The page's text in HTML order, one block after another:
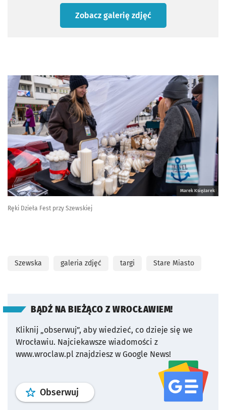
Zobacz galerię zdjęć
Marek Księżarek
Ręki Dzieła Fest przy Szewskiej
Szewska galeria zdjęć targi Stare Miasto
BĄDŹ NA BIEŻĄCO Z WROCŁAWIEM!
Kliknij „obserwuj”, aby wiedzieć, co dzieje się we
Wrocławiu. Najciekawsze wiadomości z
www.wroclaw.pl znajdziesz w Google News!
Obserwuj profil serwisu